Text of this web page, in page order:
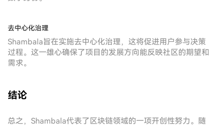
去中心化治理
Shambala旨在实施去中心化治理，这将促进用户参与决策
过程。这一雄心确保了项目的发展方向能反映社区的期望和
需求。
结论
总之，Shambala代表了区块链领域的一项开创性努力。随